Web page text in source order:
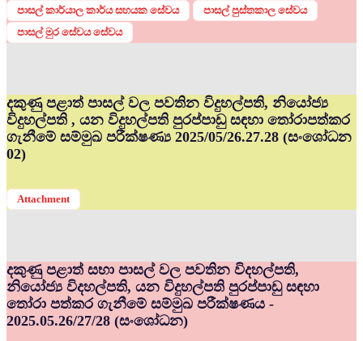
පාසල් කාර්යාල කාර්ය සහයක සේවය
පාසල් පුස්තකාල සේවය
පාසල් මුර සේවය සේවය
දකුණු පළාත් පාසල් වල පවතින විදුහල්පති, නියෝජ්‍ය
විදුහල්පති , යන විදුහල්පති පුරප්පාඩු සඳහා තෝරාපත්කර
ගැනීමේ සම්මුඛ පරීක්ෂණ්‍ය 2025/05/26.27.28 (සංශෝධන
02)
Attachment
දකුණු පළාත් සභා පාසල් වල පවතින විදහල්පති,
නියෝජ්‍ය විදහල්පති, යන විදුහල්පති පුරප්පාඩු සඳහා
තෝරා පත්කර ගැනීමේ සම්මුඛ පරීක්ෂණය -
2025.05.26/27/28 (සංශෝධන)